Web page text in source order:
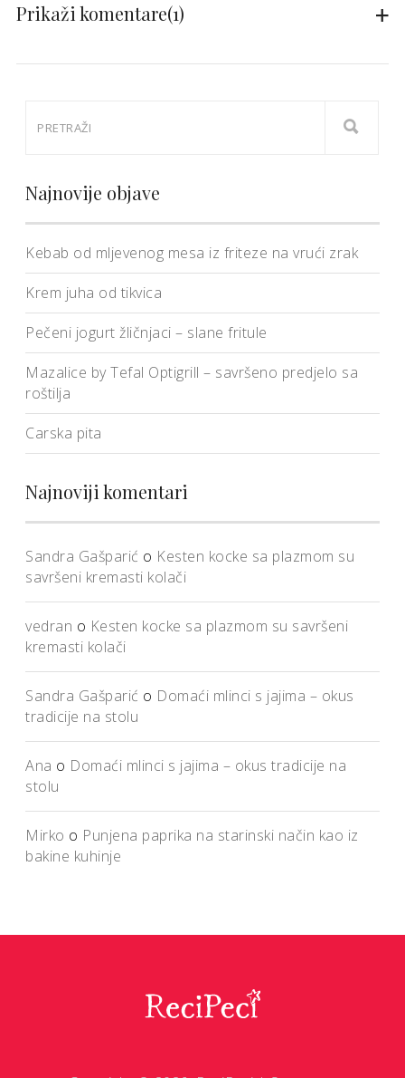
Prikaži komentare(1)
Najnovije objave
Kebab od mljevenog mesa iz friteze na vrući zrak
Krem juha od tikvica
Pečeni jogurt žličnjaci – slane fritule
Mazalice by Tefal Optigrill – savršeno predjelo sa
roštilja
Carska pita
Najnoviji komentari
Sandra Gašparić o Kesten kocke sa plazmom su
savršeni kremasti kolači
vedran o Kesten kocke sa plazmom su savršeni
kremasti kolači
Sandra Gašparić o Domaći mlinci s jajima – okus
tradicije na stolu
Ana o Domaći mlinci s jajima – okus tradicije na
stolu
Mirko o Punjena paprika na starinski način kao iz
bakine kuhinje